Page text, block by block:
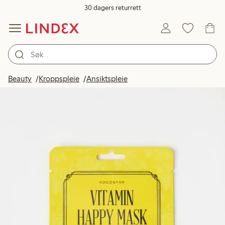
30 dagers returrett
Beauty Kroppspleie Ansiktspleie